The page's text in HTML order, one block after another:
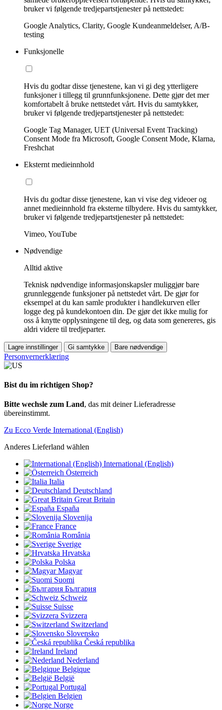
bruker vi følgende tredjepartstjenester på nettstedet:
Google Analytics, Clarity, Google Kundeanmeldelser, A/B-
testing
Funksjonelle
Hvis du godtar disse tjenestene, kan vi gi deg ytterligere
funksjoner i tillegg til grunnfunksjonene. Dette gjør det mer
komfortabelt å bruke nettstedet vårt. Hvis du samtykker,
bruker vi følgende tredjepartstjenester på nettstedet:
Google Tag Manager, UET (Universal Event Tracking)
Consent Mode fra Microsoft, Google Consent Mode, Klarna,
Freshchat
Eksternt medieinnhold
Hvis du godtar disse tjenestene, kan vi vise deg videoer og
annet medieinnhold fra eksterne tilbydere. Hvis du samtykker,
bruker vi følgende tredjepartstjenester på nettstedet:
Vimeo, YouTube
Nødvendige
Alltid aktive
Teknisk nødvendige informasjonskapsler muliggjør bare
grunnleggende funksjoner på nettstedet vårt. De gjør for
eksempel at du kan samle produkter i handlekurven eller
logge deg på kundekontoen din. De gjør det ikke mulig for
oss å knytte opplysningene til deg, og data som genereres, gis
aldri videre til tredjeparter.
Lagre innstillinger Gi samtykke Bare nødvendige
Personvernerklæring
Bist du im richtigen Shop?
Bitte wechsle zum Land, das mit deiner Lieferadresse
übereinstimmt.
Zu Ecco Verde International (English)
Anderes Lieferland wählen
International (English)
Österreich
Italia
Deutschland
Great Britain
España
Slovenija
France
România
Sverige
Hrvatska
Polska
Magyar
Suomi
България
Schweiz
Suisse
Svizzera
Switzerland
Slovensko
Česká republika
Ireland
Nederland
Belgique
België
Portugal
Belgien
Norge